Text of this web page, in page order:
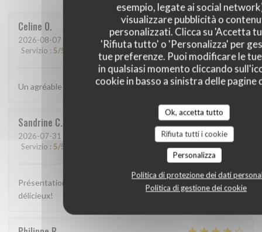
esempio, legate ai social
visualizzare pubblicità o
personalizzati. Clicca su 'Accetta
'Rifiuta tutto' o 'Personalizza' per
tue preferenze. Puoi modificare le
in qualsiasi momento cliccando
cookie in basso a sinistra delle pagine
Ok, accetta tutto
Rifiuta tutti i cookie
Personalizza
Politica di protezione dei dati
Politica di gestione dei cookie
Celine O
2026-08-07 - 12:15 - Ospiti 3
Servizio : 5/5 Atmosfera:5/5 Cucina: 5 /5 Qualità / Prezzo: 5/5
Un agréable moment et un repas juste magnifique!
Sandrine C
2026-07-31
Servizio : 5/5 Qualità / Prezzo
Présentation colorée, appétissante, plats goûteux, c'était
délicieux!